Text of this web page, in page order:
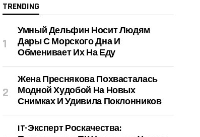
TRENDING
Умный Дельфин Носит Людям
Дары С Морского Дна И
Обменивает Их На Еду
Жена Преснякова Похвасталась
Модной Худобой На Новых
Снимках И Удивила Поклонников
IT-Эксперт Роскачества: